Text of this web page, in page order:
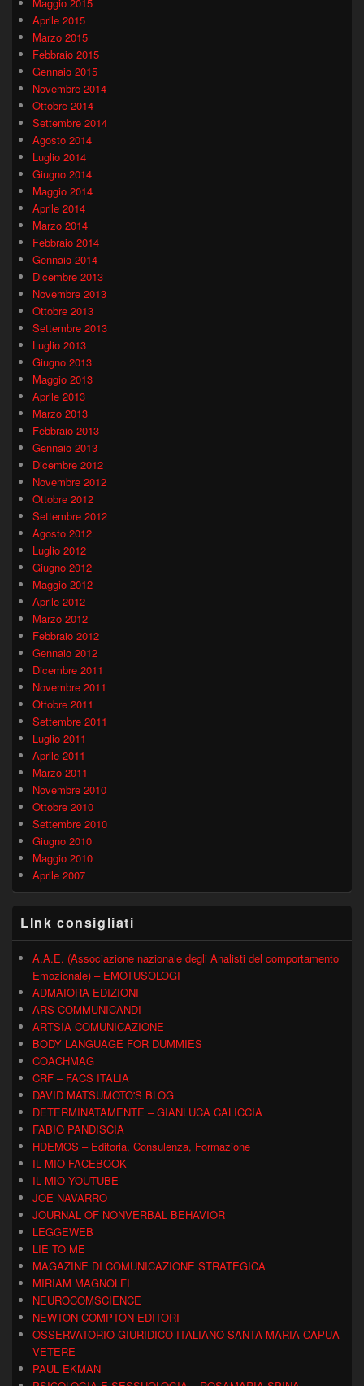
Aprile 2015
Marzo 2015
Febbraio 2015
Gennaio 2015
Novembre 2014
Ottobre 2014
Settembre 2014
Agosto 2014
Luglio 2014
Giugno 2014
Maggio 2014
Aprile 2014
Marzo 2014
Febbraio 2014
Gennaio 2014
Dicembre 2013
Novembre 2013
Ottobre 2013
Settembre 2013
Luglio 2013
Giugno 2013
Maggio 2013
Aprile 2013
Marzo 2013
Febbraio 2013
Gennaio 2013
Dicembre 2012
Novembre 2012
Ottobre 2012
Settembre 2012
Agosto 2012
Luglio 2012
Giugno 2012
Maggio 2012
Aprile 2012
Marzo 2012
Febbraio 2012
Gennaio 2012
Dicembre 2011
Novembre 2011
Ottobre 2011
Settembre 2011
Luglio 2011
Aprile 2011
Marzo 2011
Novembre 2010
Ottobre 2010
Settembre 2010
Giugno 2010
Maggio 2010
Aprile 2007
LInk consigliati
A.A.E. (Associazione nazionale degli Analisti del comportamento
Emozionale) – EMOTUSOLOGI
ADMAIORA EDIZIONI
ARS COMMUNICANDI
ARTSIA COMUNICAZIONE
BODY LANGUAGE FOR DUMMIES
COACHMAG
CRF – FACS ITALIA
DAVID MATSUMOTO'S BLOG
DETERMINATAMENTE – GIANLUCA CALICCIA
FABIO PANDISCIA
HDEMOS – Editoria, Consulenza, Formazione
IL MIO FACEBOOK
IL MIO YOUTUBE
JOE NAVARRO
JOURNAL OF NONVERBAL BEHAVIOR
LEGGEWEB
LIE TO ME
MAGAZINE DI COMUNICAZIONE STRATEGICA
MIRIAM MAGNOLFI
NEUROCOMSCIENCE
NEWTON COMPTON EDITORI
OSSERVATORIO GIURIDICO ITALIANO SANTA MARIA CAPUA
VETERE
PAUL EKMAN